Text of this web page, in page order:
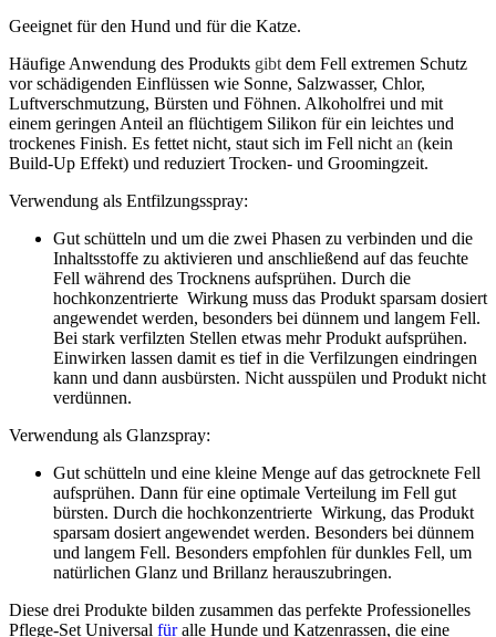
Geeignet für den Hund und für die Katze.
Häufige Anwendung des Produkts gibt dem Fell extremen Schutz
vor schädigenden Einflüssen wie Sonne, Salzwasser, Chlor,
Luftverschmutzung, Bürsten und Föhnen. Alkoholfrei und mit
einem geringen Anteil an flüchtigem Silikon für ein leichtes und
trockenes Finish. Es fettet nicht, staut sich im Fell nicht an (kein
Build-Up Effekt) und reduziert Trocken- und Groomingzeit.
Verwendung als Entfilzungsspray:
Gut schütteln und um die zwei Phasen zu verbinden und die
Inhaltsstoffe zu aktivieren und anschließend auf das feuchte
Fell während des Trocknens aufsprühen. Durch die
hochkonzentrierte Wirkung muss das Produkt sparsam dosiert
angewendet werden, besonders bei dünnem und langem Fell.
Bei stark verfilzten Stellen etwas mehr Produkt aufsprühen.
Einwirken lassen damit es tief in die Verfilzungen eindringen
kann und dann ausbürsten. Nicht ausspülen und Produkt nicht
verdünnen.
Verwendung als Glanzspray:
Gut schütteln und eine kleine Menge auf das getrocknete Fell
aufsprühen. Dann für eine optimale Verteilung im Fell gut
bürsten. Durch die hochkonzentrierte Wirkung, das Produkt
sparsam dosiert angewendet werden. Besonders bei dünnem
und langem Fell. Besonders empfohlen für dunkles Fell, um
natürlichen Glanz und Brillanz herauszubringen.
Diese drei Produkte bilden zusammen das perfekte Professionelles
Pflege-Set Universal füralle Hunde und Katzenrassen, die eine